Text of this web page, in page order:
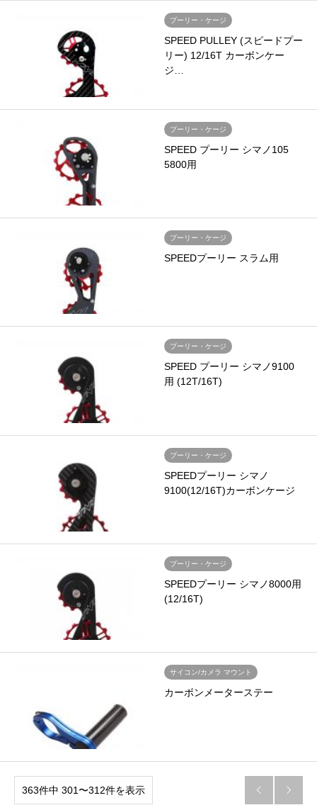
プーリー・ケージ
SPEED PULLEY (スピードプー
リー) 12/16T カーボンケー
ジ…
プーリー・ケージ
SPEED プーリー シマノ105
5800用
プーリー・ケージ
SPEEDプーリー スラム用
プーリー・ケージ
SPEED プーリー シマノ9100
用 (12T/16T)
プーリー・ケージ
SPEEDプーリー シマノ
9100(12/16T)カーボンケージ
プーリー・ケージ
SPEEDプーリー シマノ8000用
(12/16T)
サイコン/カメラ マウント
カーボンメーターステー
363件中 301〜312件を表示  